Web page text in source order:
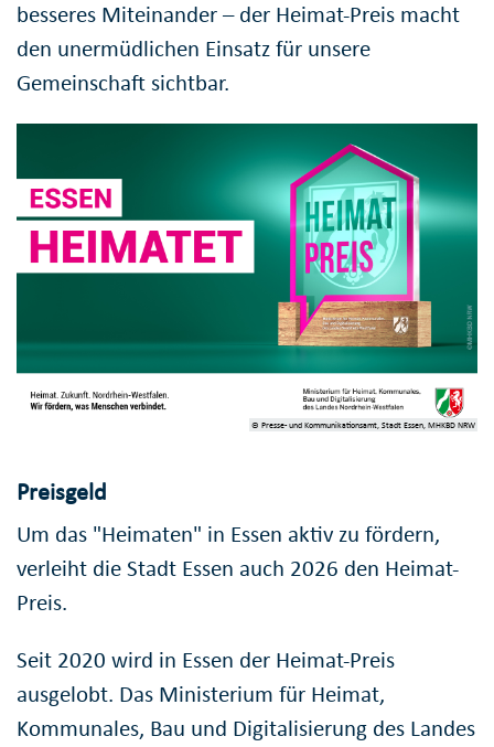
besseres Miteinander – der Heimat-Preis macht
den unermüdlichen Einsatz für unsere
Gemeinschaft sichtbar.
© Presse- und Kommunikationsamt, Stadt Essen, MHKBD NRW
Preisgeld
Um das "Heimaten" in Essen aktiv zu fördern,
verleiht die Stadt Essen auch 2026 den Heimat-
Preis.
Seit 2020 wird in Essen der Heimat-Preis
ausgelobt. Das Ministerium für Heimat,
Kommunales, Bau und Digitalisierung des Landes